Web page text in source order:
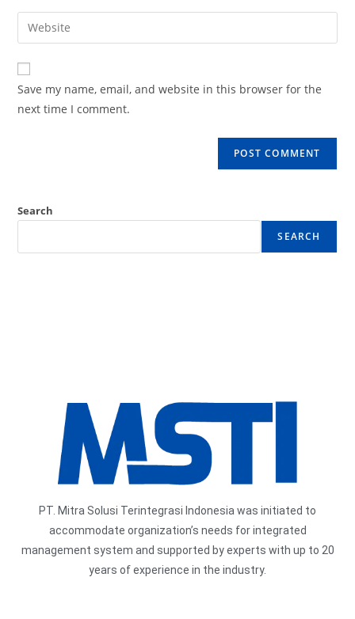
Save my name, email, and website in this browser for the
next time I comment.
Search
SEARCH
PT. Mitra Solusi Terintegrasi Indonesia was initiated to
accommodate organization’s needs for integrated
management system and supported by experts with up to 20
years of experience in the industry.